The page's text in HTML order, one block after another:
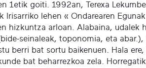
1etik goiti. 1992an, Terexa
Irisarriko lehen « Ondarearen
hizkuntza arloan. Alabaina,
seinaleak, toponomia, eta
berri bat sortu baikenuen. Hala
bat beharrezkoa zela.